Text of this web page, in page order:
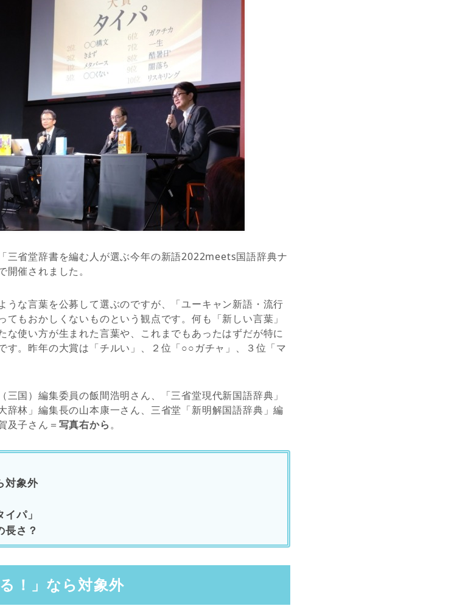
三省堂辞書を編む人が選ぶ今年の新語2022meets国語辞典ナ
催されました。
うな言葉を公募して選ぶのですが、「ユーキャン新語・流行
もおかしくないものという観点です。何も「新しい言葉」
な使い方が生まれた言葉や、これまでもあったはずだが特に
す。昨年の大賞は「チルい」、２位「○○ガチャ」、３位「マ
国）編集委員の飯間浩明さん、「三省堂現代新国語辞典」
辞林」編集長の山本康一さん、三省堂「新明解国語辞典」編
及子さん＝ 写真右から。
対象外
パ」
長さ？
！」なら対象外